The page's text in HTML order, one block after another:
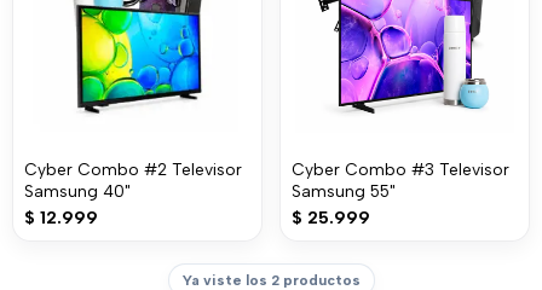
Cyber Combo #2 Televisor
Samsung 40"
$ 12.999
Cyber Combo #3 Televisor
Samsung 55"
$ 25.999
Ya viste los 2 productos